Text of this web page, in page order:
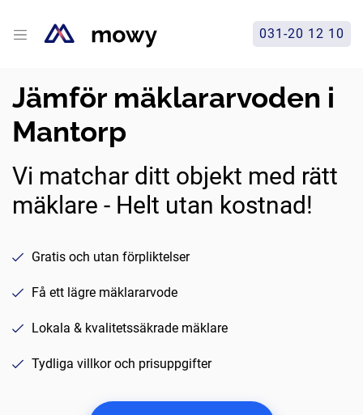
031-20 12 10
Jämför mäklararvoden i
Mantorp
Vi matchar ditt objekt med rätt
mäklare - Helt utan kostnad!
Gratis och utan förpliktelser
Få ett lägre mäklararvode
Lokala & kvalitetssäkrade mäklare
Tydliga villkor och prisuppgifter